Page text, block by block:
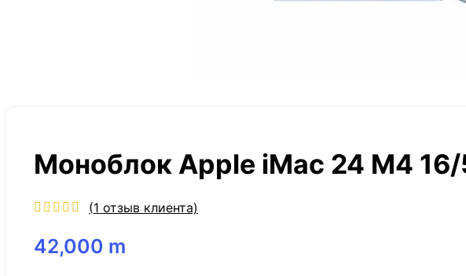
Моноблок Apple iMac 24 M4 16/
(1 отзыв клиента)
42,000 m